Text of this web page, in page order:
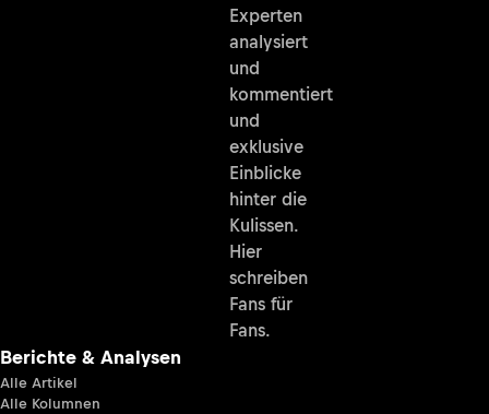
Experten
analysiert
und
kommentiert
und
exklusive
Einblicke
hinter die
Kulissen.
Hier
schreiben
Fans für
Fans.
Berichte & Analysen
Alle Artikel
Alle Kolumnen